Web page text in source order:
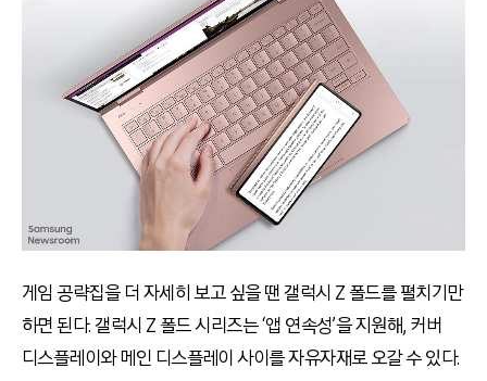
게임 공략집을 더 자세히 보고 싶을 땐 갤럭시 Z 폴드를 펼치기만
하면 된다. 갤럭시 Z 폴드 시리즈는 ‘앱 연속성’을 지원해, 커버
디스플레이와 메인 디스플레이 사이를 자유자재로 오갈 수 있다.